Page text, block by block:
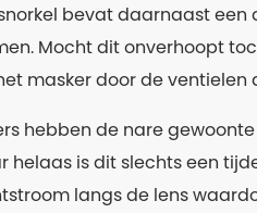
bevat daarnaast
Mocht dit onverhoopt
masker door de ventielen
hebben de nare
is dit slechts een
langs de lens